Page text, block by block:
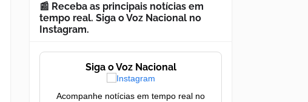
📰 Receba as principais notícias em
tempo real. Siga o Voz Nacional no
Instagram.
Siga o Voz Nacional
Acompanhe notícias em tempo real no